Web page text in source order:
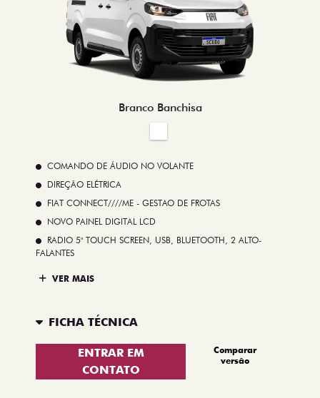
Branco Banchisa
COMANDO DE ÁUDIO NO VOLANTE
DIREÇÃO ELÉTRICA
FIAT CONNECT////ME - GESTAO DE FROTAS
NOVO PAINEL DIGITAL LCD
RADIO 5" TOUCH SCREEN, USB, BLUETOOTH, 2 ALTO-
FALANTES
VER MAIS
FICHA TÉCNICA
ENTRAR EM
CONTATO
Comparar
versão